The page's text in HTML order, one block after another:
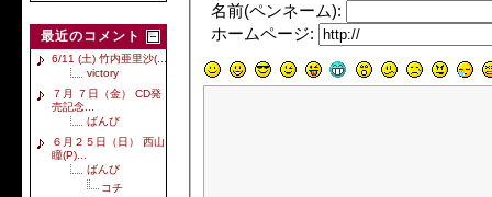
最近のコメント
6/11 (土) 竹内亜里沙(...
victory
７月 ７日（金） CD発
売記念...
ばんび
６月２５日（日） 西山
瞳(P)...
ばんび
コチ
名前(ペンネーム):
ホームページ: